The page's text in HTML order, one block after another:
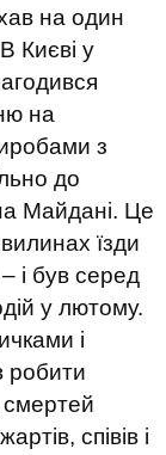
на один
Києві у
на
з
до
Майдані. Це
їзди
і був серед
у лютому.
і
робити
співів і